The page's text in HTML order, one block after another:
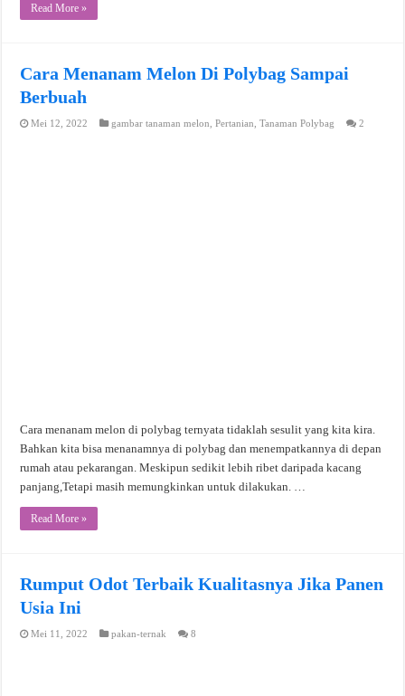
Read More »
Cara Menanam Melon Di Polybag Sampai
Berbuah
Mei 12, 2022 gambar tanaman melon ,Pertanian ,Tanaman Polybag 2
Cara menanam melon di polybag ternyata tidaklah sesulit yang kita kira.
Bahkan kita bisa menanamnya di polybag dan menempatkannya di depan
rumah atau pekarangan. Meskipun sedikit lebih ribet daripada kacang
panjang,Tetapi masih memungkinkan untuk dilakukan. …
Read More »
Rumput Odot Terbaik Kualitasnya Jika Panen
Usia Ini
Mei 11, 2022 pakan-ternak 8